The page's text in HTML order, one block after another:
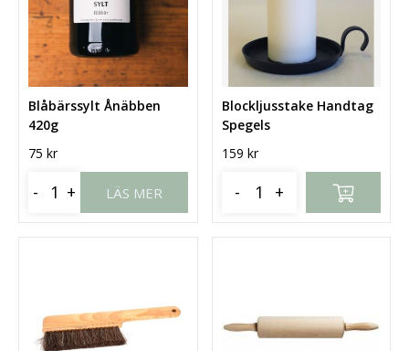
Blåbärssylt Ånäbben
420g
75 kr
- + LÄS MER
Blockljusstake Handtag
Spegels
159 kr
- +